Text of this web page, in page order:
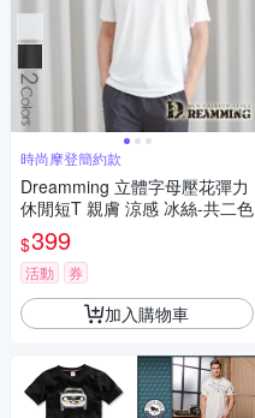
時尚摩登簡約款
Dreamming 立體字母壓花彈力
休閒短T 親膚 涼感 冰絲-共二色
$399
活動 券
加入購物車